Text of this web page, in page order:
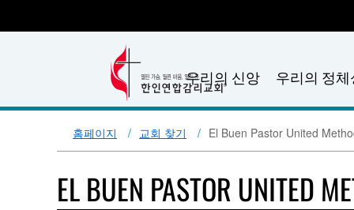
우리의 신앙 우리의 정체
홈페이지 교회 찾기 El Buen Pastor United
EL BUEN PASTOR UNITED